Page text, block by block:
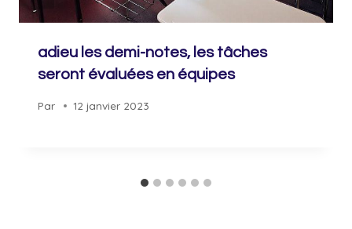
adieu les demi-notes, les tâches
seront évaluées en équipes
Par 12 janvier 2023